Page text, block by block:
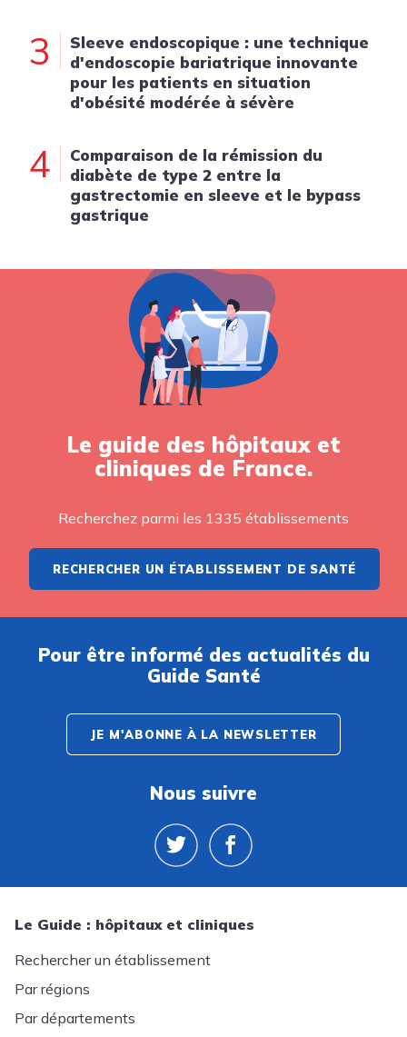
3
Sleeve endoscopique : une technique
d'endoscopie bariatrique innovante
pour les patients en situation
d'obésité modérée à sévère
4
Comparaison de la rémission du
diabète de type 2 entre la
gastrectomie en sleeve et le bypass
gastrique
Le guide des hôpitaux et
cliniques de France.
Recherchez parmi les 1335 établissements
RECHERCHER UN ÉTABLISSEMENT DE SANTÉ
Pour être informé des actualités du
Guide Santé
JE M'ABONNE À LA NEWSLETTER
Nous suivre
Le Guide : hôpitaux et cliniques
Rechercher un établissement
Par régions
Par départements